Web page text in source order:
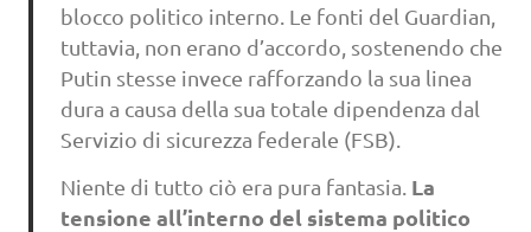
blocco politico interno. Le fonti del Guardian,
tuttavia, non erano d’accordo, sostenendo che
Putin stesse invece rafforzando la sua linea
dura a causa della sua totale dipendenza dal
Servizio di sicurezza federale (FSB).
Niente di tutto ciò era pura fantasia. La
tensione all’interno del sistema politico